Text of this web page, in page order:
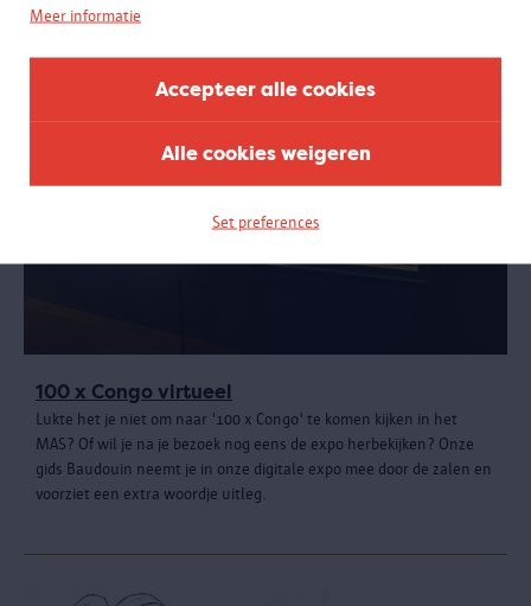
Meer informatie
Accepteer alle cookies
Alle cookies weigeren
Set preferences
100 x Congo virtueel
Lukte het je niet om naar '100 x Congo' te komen kijken in het
MAS? Of wil je na je bezoek nog eens de expo herbekijken? Onze
gids Baudouin neemt je in onze digitale expo mee door de zalen en
voorziet een extra woordje uitleg.